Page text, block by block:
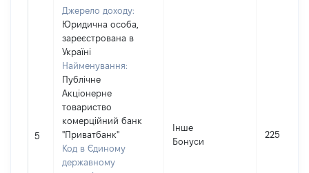
5
Джерело доходу:
Юридична особа,
зареєстрована в
Україні
Найменування:
Публічне
Акціонерне
товариство
комерційний банк
"Приватбанк"
Код в Єдиному
державному
Інше
Бонуси
225